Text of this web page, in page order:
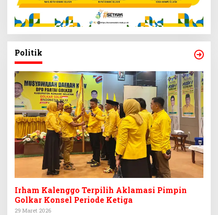
Politik
Irham Kalenggo Terpilih Aklamasi Pimpin
Golkar Konsel Periode Ketiga
29 Maret 2026